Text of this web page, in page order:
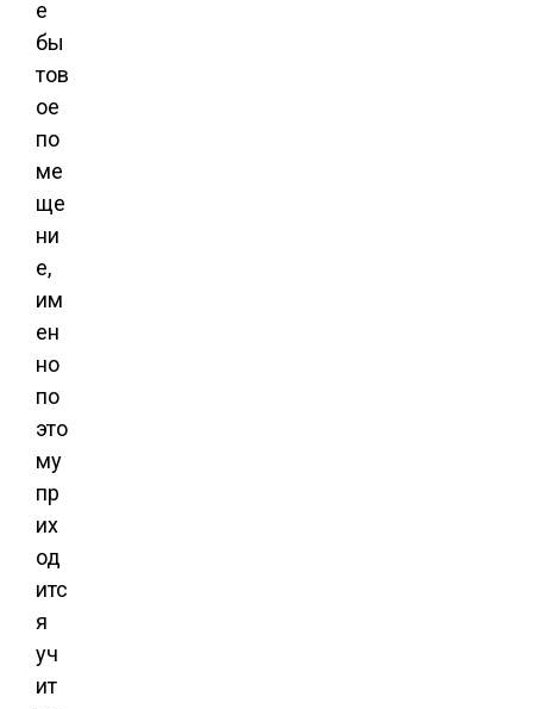
е
бы
тов
ое
по
ме
ще
ни
е,
им
ен
но
по
это
му
пр
их
од
итс
я
уч
ит